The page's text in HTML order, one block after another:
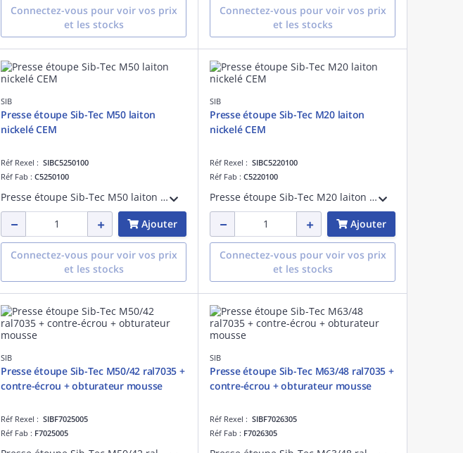
Connectez-vous pour voir vos prix
et les stocks
Connectez-vous pour voir vos prix
et les stocks
SIB
Presse étoupe Sib-Tec M50 laiton
nickelé CEM
Réf Rexel : SIBC5250100
Réf Fab : C5250100
Presse étoupe Sib-Tec M50 laiton nickelé continuité électro-magnétique
Ajouter
Connectez-vous pour voir vos prix
et les stocks
SIB
Presse étoupe Sib-Tec M20 laiton
nickelé CEM
Réf Rexel : SIBC5220100
Réf Fab : C5220100
Presse étoupe Sib-Tec M20 laiton nickelé continuité électro-magnétique
Ajouter
Connectez-vous pour voir vos prix
et les stocks
SIB
Presse étoupe Sib-Tec M50/42 ral7035 +
contre-écrou + obturateur mousse
Réf Rexel : SIBF7025005
Réf Fab : F7025005
SIB
Presse étoupe Sib-Tec M63/48 ral7035 +
contre-écrou + obturateur mousse
Réf Rexel : SIBF7026305
Réf Fab : F7026305